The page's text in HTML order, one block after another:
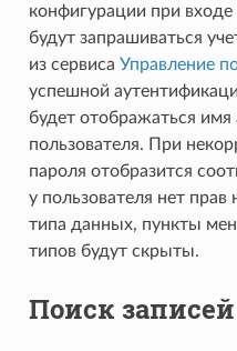
конфигурации при входе
будут запрашиваться
из сервиса Управление
успешной
будет отображаться имя
пользователя. При
пароля отобразится
у пользователя нет
типа данных, пункты
типов будут скрыты.
Поиск записей